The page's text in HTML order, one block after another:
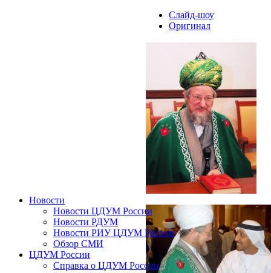
Слайд-шоу
Оригинал
Новости
Новости ЦДУМ России
Новости РДУМ
Новости РИУ ЦДУМ России
Обзор СМИ
ЦДУМ России
Справка о ЦДУМ России